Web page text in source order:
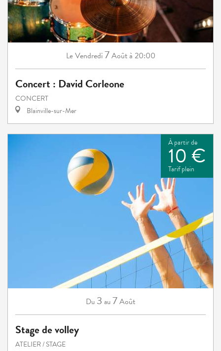
Le Vendredi7Aoûtà 20:00
Concert : David Corleone
CONCERT
Blainville-sur-Mer
À partir de
10 €
Tarif plein
Du 3 au7Août
Stage de volley
ATELIER / STAGE